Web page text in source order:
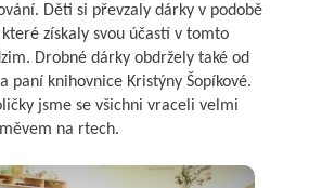
Děti si převzaly dárky v podobě
které získaly svou účastí v tomto
Drobné dárky obdržely také od
paní knihovnice Kristýny Šopíkové.
jsme se všichni vraceli velmi
na rtech.